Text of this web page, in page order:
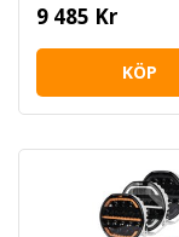
9 485 Kr
KÖP